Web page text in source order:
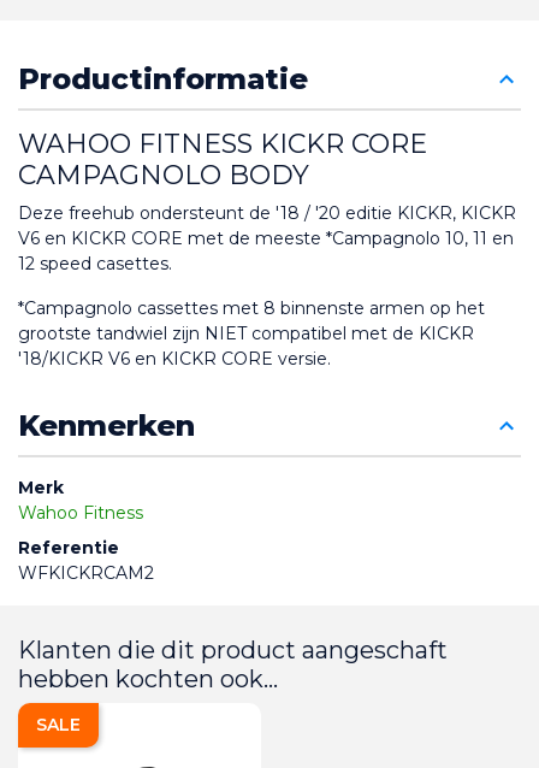
Productinformatie
WAHOO FITNESS KICKR CORE
CAMPAGNOLO BODY
Deze freehub ondersteunt de '18 / '20 editie KICKR, KICKR
V6 en KICKR CORE met de meeste *Campagnolo 10, 11 en
12 speed casettes.
*Campagnolo cassettes met 8 binnenste armen op het
grootste tandwiel zijn NIET compatibel met de KICKR
'18/KICKR V6 en KICKR CORE versie.
Kenmerken
Merk
Wahoo Fitness
Referentie
WFKICKRCAM2
Klanten die dit product aangeschaft
hebben kochten ook...
SALE